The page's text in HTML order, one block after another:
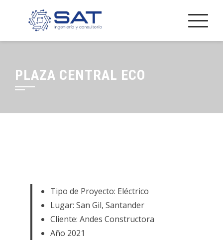
PLAZA CENTRAL ECO
Tipo de Proyecto: Eléctrico
Lugar: San Gil, Santander
Cliente: Andes Constructora
Año 2021